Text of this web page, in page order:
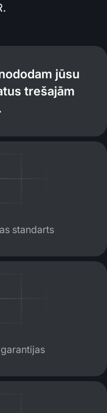
jūsu
trešajām
standarts